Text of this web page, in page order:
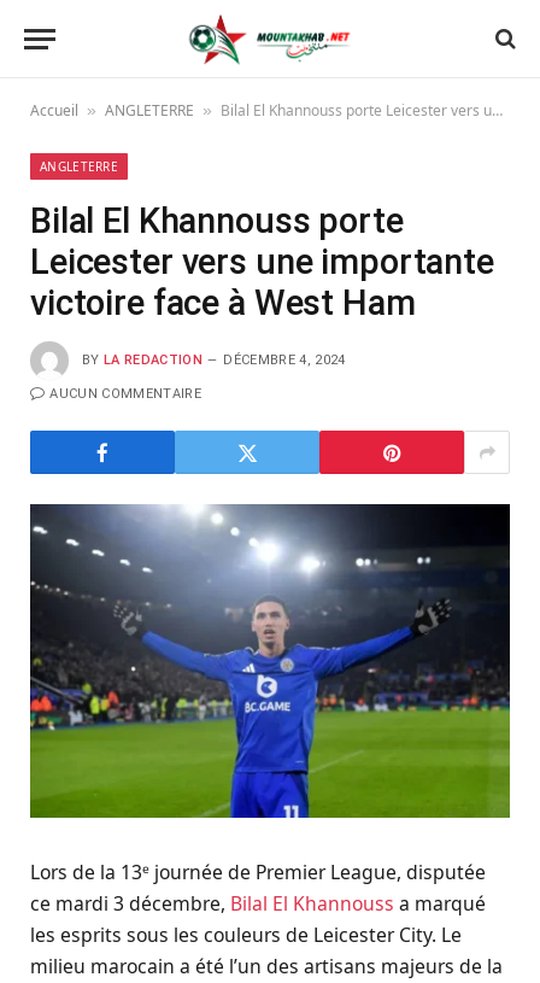
Accueil » ANGLETERRE » Bilal El Khannouss porte Leicester vers une importante victoire face à West Ham
ANGLETERRE
Bilal El Khannouss porte
Leicester vers une importante
victoire face à West Ham
BY LA REDACTION DÉCEMBRE 4, 2024
AUCUN COMMENTAIRE
Lors de la 13ᵉ journée de Premier League, disputée
ce mardi 3 décembre, Bilal El Khannouss a marqué
les esprits sous les couleurs de Leicester City. Le
milieu marocain a été l’un des artisans majeurs de la